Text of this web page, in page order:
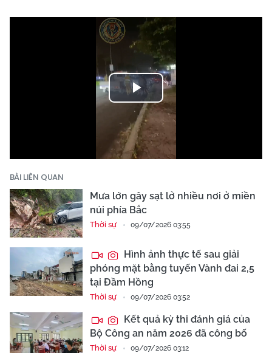
Play
Video
BÀI LIÊN QUAN
Mưa lớn gây sạt lở nhiều nơi ở miền
núi phía Bắc
Thời sự 09/07/2026 03:55
Hình ảnh thực tế sau giải
phóng mặt bằng tuyến Vành đai 2,5
tại Đầm Hồng
Thời sự 09/07/2026 03:52
Kết quả kỳ thi đánh giá của
Bộ Công an năm 2026 đã công bố
Thời sự 09/07/2026 03:12